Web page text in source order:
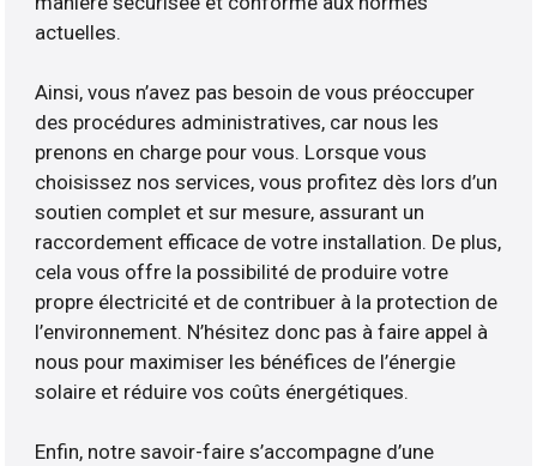
actuelles.
Ainsi, vous n’avez pas besoin de vous préoccuper
des procédures administratives, car nous les
prenons en charge pour vous. Lorsque vous
choisissez nos services, vous profitez dès lors d’un
soutien complet et sur mesure, assurant un
raccordement efficace de votre installation. De plus,
cela vous offre la possibilité de produire votre
propre électricité et de contribuer à la protection de
l’environnement. N’hésitez donc pas à faire appel à
nous pour maximiser les bénéfices de l’énergie
solaire et réduire vos coûts énergétiques.
Enfin, notre savoir-faire s’accompagne d’une